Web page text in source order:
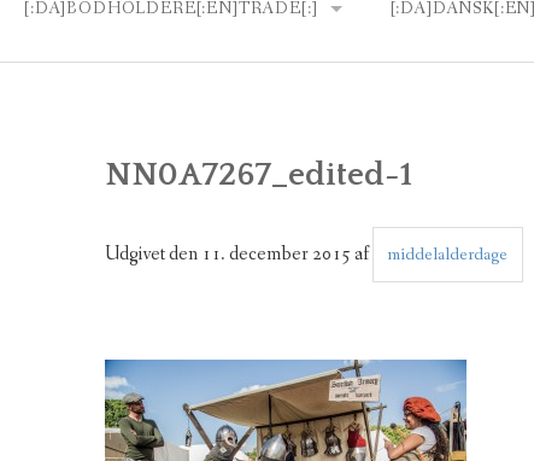
[:DA]BODHOLDERE[:EN]TRADE[:]
[:DA]TILMELDING[:]
NN0A7267_edited-1
Udgivet den 11. december 2015af middelalderdage